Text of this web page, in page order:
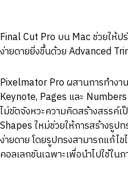
Final Cut Pro บน Mac ช่วยให้ป
ง่ายดายยิ่งขึ้นด้วย Advanced
Pixelmator Pro ผสานการทำงา
Keynote, Pages และ
ไม่ขัดจังหวะความคิดสร้างสรรค์เ
Shapes ใหม่ช่วยให้การสร้างรูปท
ง่ายดาย โดยรูปทรงสามารถแก้ไ
คอลเลกชันเฉพาะเพื่อนำไปใช้ใน